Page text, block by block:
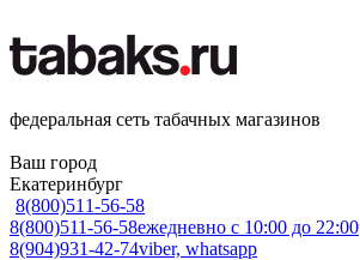
федеральная сеть табачных магазинов
Ваш город
Екатеринбург
8(800)511-56-58
8(800)511-56-58ежедневно с 10:00 до 22:00
8(904)931-42-74viber, whatsapp